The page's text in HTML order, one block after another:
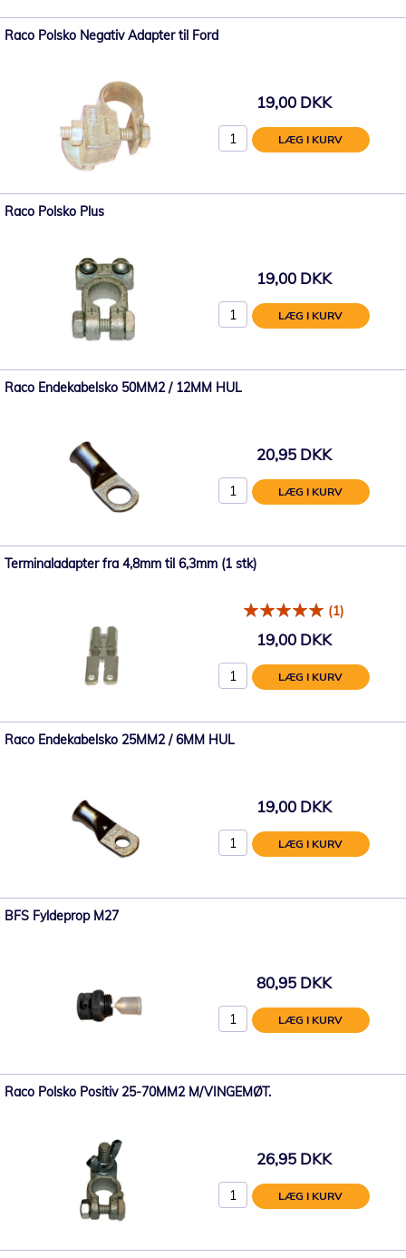
Raco Polsko Negativ Adapter til Ford
19,00 DKK
LÆG I KURV
Raco Polsko Plus
19,00 DKK
LÆG I KURV
Raco Endekabelsko 50MM2 / 12MM HUL
20,95 DKK
LÆG I KURV
Terminaladapter fra 4,8mm til 6,3mm (1 stk)
(1)
19,00 DKK
LÆG I KURV
Raco Endekabelsko 25MM2 / 6MM HUL
19,00 DKK
LÆG I KURV
BFS Fyldeprop M27
80,95 DKK
LÆG I KURV
Raco Polsko Positiv 25-70MM2 M/VINGEMØT.
26,95 DKK
LÆG I KURV